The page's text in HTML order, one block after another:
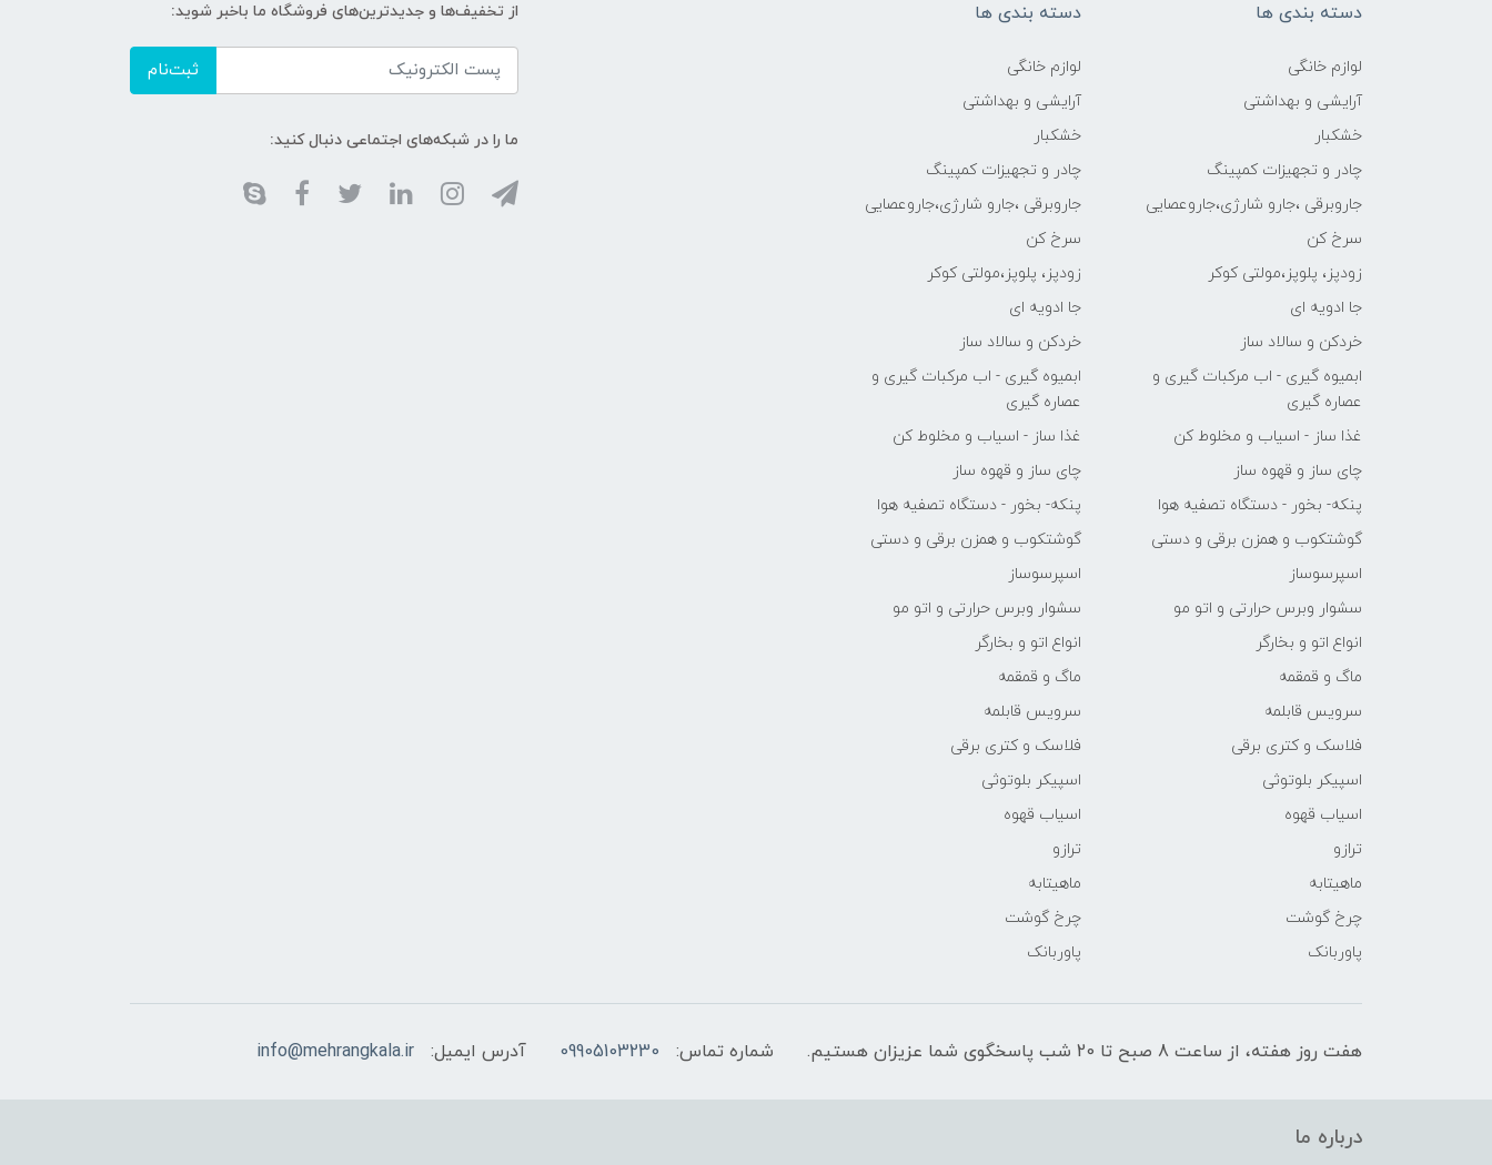
دسته بندی ها
لوازم خانگی
آرایشی و بهداشتی
خشکبار
چادر و تجهیزات کمپینگ
جاروبرقی ،جارو شارژی،جاروعصایی
سرخ کن
زودپز، پلوپز،مولتی کوکر
جا ادویه ای
خردکن و سالاد ساز
ابمیوه گیری - اب مرکبات گیری و
عصاره گیری
غذا ساز - اسیاب و مخلوط کن
چای ساز و قهوه ساز
پنکه- بخور - دستگاه تصفیه هوا
گوشتکوب و همزن برقی و دستی
اسپرسوساز
سشوار وبرس حرارتی و اتو مو
انواع اتو و بخارگر
ماگ و قمقمه
سرویس قابلمه
فلاسک و کتری برقی
اسپیکر بلوتوثی
اسیاب قهوه
ترازو
ماهیتابه
چرخ گوشت
پاوربانک
دسته بندی ها
لوازم خانگی
آرایشی و بهداشتی
خشکبار
چادر و تجهیزات کمپینگ
جاروبرقی ،جارو شارژی،جاروعصایی
سرخ کن
زودپز، پلوپز،مولتی کوکر
جا ادویه ای
خردکن و سالاد ساز
ابمیوه گیری - اب مرکبات گیری و
عصاره گیری
غذا ساز - اسیاب و مخلوط کن
چای ساز و قهوه ساز
پنکه- بخور - دستگاه تصفیه هوا
گوشتکوب و همزن برقی و دستی
اسپرسوساز
سشوار وبرس حرارتی و اتو مو
انواع اتو و بخارگر
ماگ و قمقمه
سرویس قابلمه
فلاسک و کتری برقی
اسپیکر بلوتوثی
اسیاب قهوه
ترازو
ماهیتابه
چرخ گوشت
پاوربانک
از تخفیف‌ها و جدیدترین‌های فروشگاه ما باخبر شوید:
ثبت‌نام
ما را در شبکه‌های اجتماعی دنبال کنید:
هفت روز هفته، از ساعت 8 صبح تا 20 شب پاسخگوی شما عزیزان هستیم. شماره تماس: 09905103230 آدرس ایمیل: info@mehrangkala.ir
درباره ما